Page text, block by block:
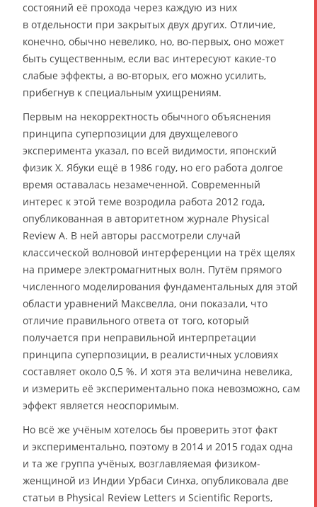
состояний её прохода через каждую из них
в отдельности при закрытых двух других. Отличие,
конечно, обычно невелико, но, во-первых, оно может
быть существенным, если вас интересуют какие-то
слабые эффекты, а во-вторых, его можно усилить,
прибегнув к специальным ухищрениям.
Первым на некорректность обычного объяснения
принципа суперпозиции для двухщелевого
эксперимента указал, по всей видимости, японский
физик Х. Ябуки ещё в 1986 году, но его работа долгое
время оставалась незамеченной. Современный
интерес к этой теме возродила работа 2012 года,
опубликованная в авторитетном журнале Physical
Review A. В ней авторы рассмотрели случай
классической волновой интерференции на трёх щелях
на примере электромагнитных волн. Путём прямого
численного моделирования фундаментальных для этой
области уравнений Максвелла, они показали, что
отличие правильного ответа от того, который
получается при неправильной интерпретации
принципа суперпозиции, в реалистичных условиях
составляет около 0,5 %. И хотя эта величина невелика,
и измерить её экспериментально пока невозможно, сам
эффект является неоспоримым.
Но всё же учёным хотелось бы проверить этот факт
и экспериментально, поэтому в 2014 и 2015 годах одна
и та же группа учёных, возглавляемая физиком-
женщиной из Индии Урбаси Синха, опубликовала две
статьи в Physical Review Letters и Scientific Reports,